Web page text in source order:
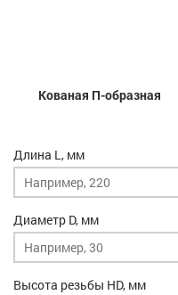
Кованая П-образная
Длина L, мм
Диаметр D, мм
Высота резьбы HD, мм